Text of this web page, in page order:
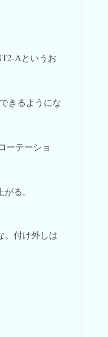
Aというお
きるようにな
ーテーショ
る。
。付け外しは